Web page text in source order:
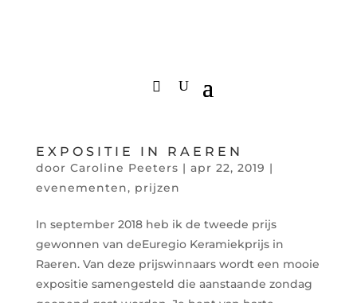
EXPOSITIE IN RAEREN
door Caroline Peeters | apr 22, 2019 |
evenementen, prijzen
In september 2018 heb ik de tweede prijs
gewonnen van deEuregio Keramiekprijs in
Raeren. Van deze prijswinnaars wordt een mooie
expositie samengesteld die aanstaande zondag